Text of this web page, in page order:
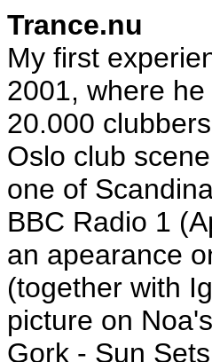
Trance.nu
My first
2001, where
20.000
Oslo club
one of
BBC Radio 1
an apearance
(together with
picture on
Gork - Sun